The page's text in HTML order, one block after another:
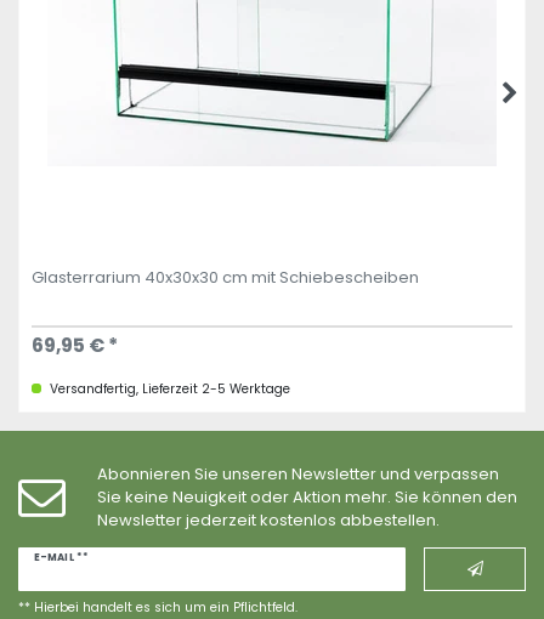
Glasterrarium 40x30x30 cm mit Schiebescheiben
69,95 € *
Versandfertig, Lieferzeit 2-5 Werktage
Abonnieren Sie unseren Newsletter und verpassen
Sie keine Neuigkeit oder Aktion mehr. Sie können den
Newsletter jederzeit kostenlos abbestellen.
E-MAIL **
Newsletter
** Hierbei handelt es sich um ein Pflichtfeld.